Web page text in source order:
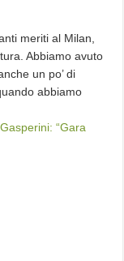
meriti al Milan,
Abbiamo avuto
un po’ di
abbiamo
“Gara